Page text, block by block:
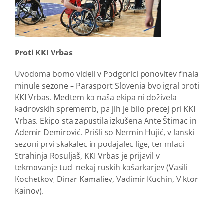
Proti KKI Vrbas
Uvodoma bomo videli v Podgorici ponovitev finala
minule sezone – Parasport Slovenia bvo igral proti
KKI Vrbas. Medtem ko naša ekipa ni doživela
kadrovskih sprememb, pa jih je bilo precej pri KKI
Vrbas. Ekipo sta zapustila izkušena Ante Štimac in
Ademir Demirović. Prišli so Nermin Hujić, v lanski
sezoni prvi skakalec in podajalec lige, ter mladi
Strahinja Rosuljaš, KKI Vrbas je prijavil v
tekmovanje tudi nekaj ruskih košarkarjev (Vasili
Kochetkov, Dinar Kamaliev, Vadimir Kuchin, Viktor
Kainov).